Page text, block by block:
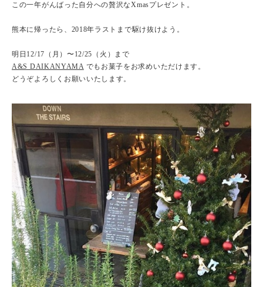
この一年がんばった自分への贅沢なXmasプレゼント。
熊本に帰ったら、2018年ラストまで駆け抜けよう。
明日12/17（月）〜12/25（火）まで
A&S DAIKANYAMAでもお菓子をお求めいただけます。
どうぞよろしくお願いいたします。